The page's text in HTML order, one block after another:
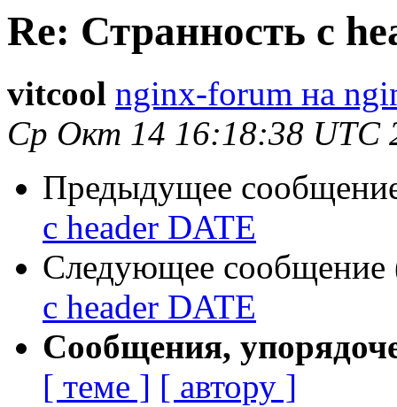
Re: Странность с
vitcool nginx-forum на
Ср Окт 14 16:18:38 UTC
Предыдущее
с header DATE
Следующее сообщение
с header DATE
Сообщения,
[ теме ] [ автору ]